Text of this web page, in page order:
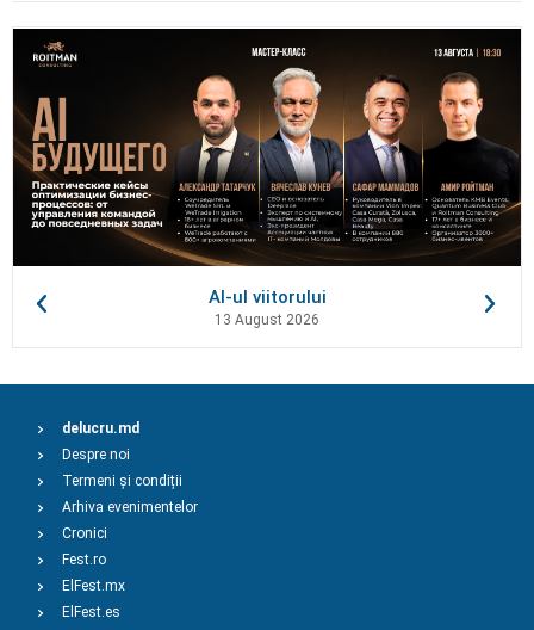
AI-ul viitorului
13 August 2026
delucru.md
Despre noi
Termeni și condiții
Arhiva evenimentelor
Cronici
Fest.ro
ElFest.mx
ElFest.es